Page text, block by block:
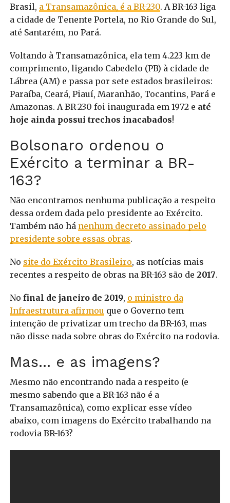
Brasil, a Transamazônica, é a BR-230. A BR-163 liga
a cidade de Tenente Portela, no Rio Grande do Sul,
até Santarém, no Pará.
Voltando à Transamazônica, ela tem 4.223 km de
comprimento, ligando Cabedelo (PB) à cidade de
Lábrea (AM) e passa por sete estados brasileiros:
Paraíba, Ceará, Piauí, Maranhão, Tocantins, Pará e
Amazonas. A BR-230 foi inaugurada em 1972 e até
hoje ainda possui trechos inacabados!
Bolsonaro ordenou o
Exército a terminar a BR-
163?
Não encontramos nenhuma publicação a respeito
dessa ordem dada pelo presidente ao Exército.
Também não há nenhum decreto assinado pelo
presidente sobre essas obras.
No site do Exército Brasileiro, as notícias mais
recentes a respeito de obras na BR-163 são de 2017.
No final de janeiro de 2019, o ministro da
Infraestrutura afirmou que o Governo tem
intenção de privatizar um trecho da BR-163, mas
não disse nada sobre obras do Exército na rodovia.
Mas… e as imagens?
Mesmo não encontrando nada a respeito (e
mesmo sabendo que a BR-163 não é a
Transamazônica), como explicar esse vídeo
abaixo, com imagens do Exército trabalhando na
rodovia BR-163?